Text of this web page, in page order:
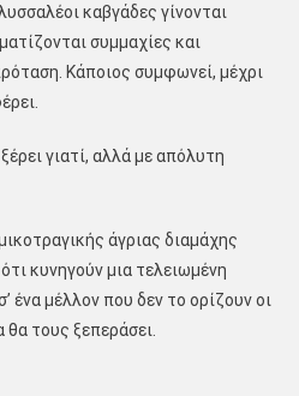
καβγάδες γίνονται
συμμαχίες και
Κάποιος συμφωνεί, μέχρι
γιατί, αλλά με απόλυτη
άγριας διαμάχης
κυνηγούν μια τελειωμένη
ένα μέλλον που δεν το ορίζουν οι
θα τους ξεπεράσει.